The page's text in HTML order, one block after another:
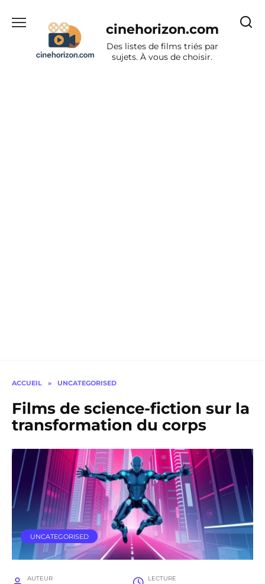
cinehorizon.com
Des listes de films triés par
sujets. À vous de choisir.
ACCUEIL » UNCATEGORISED
Films de science-fiction sur la
transformation du corps
UNCATEGORISED
AUTEUR LECTURE